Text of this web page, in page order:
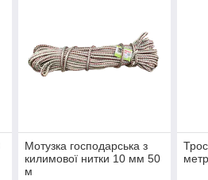
Мотузка господарська з
килимової нитки 10 мм 50
м